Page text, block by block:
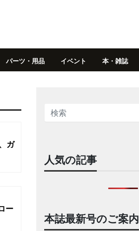
パーツ・用品 イベント 本・雑誌
ガ
ー
人気の記事
本誌最新号のご案内